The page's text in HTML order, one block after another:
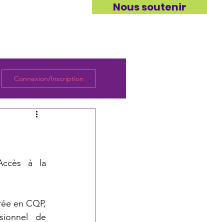
Nous soutenir
Connexion/Inscription
à la
en CQP,
de